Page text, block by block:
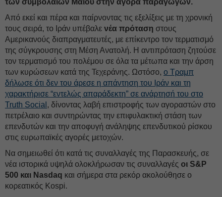
των συμβολαίων Μαΐου στην αγορά παραγώγων.
Από εκεί και πέρα και παίρνοντας τις εξελίξεις με τη χρονική
τους σειρά, το Ιράν υπέβαλε νέα πρόταση στους
Αμερικανούς διαπραγματευτές, με επίκεντρο τον τερματισμό
της σύγκρουσης στη Μέση Ανατολή. Η αντιπρόταση ζητούσε
τον τερματισμό του πολέμου σε όλα τα μέτωπα και την άρση
των κυρώσεων κατά της Τεχεράνης. Ωστόσο, ο Τραμπ
δήλωσε ότι δεν του άρεσε η απάντηση του Ιράν και τη
χαρακτήρισε “εντελώς απαράδεκτη” σε ανάρτησή του στο
Truth Social , δίνοντας λαβή επιστροφής των αγοραστών στο
πετρέλαιο και συντηρώντας την επιφυλακτική στάση των
επενδυτών και την αποφυγή ανάληψης επενδυτικού ρίσκου
στις ευρωπαϊκές αγορές μετοχών.
Να σημειωθεί ότι κατά τις συναλλαγές της Παρασκευής, σε
νέα ιστορικά υψηλά ολοκλήρωσαν τις συναλλαγές οι S&P
500 και Nasdaq και σήμερα στα ρεκόρ ακολούθησε ο
κορεατικός Kospi.